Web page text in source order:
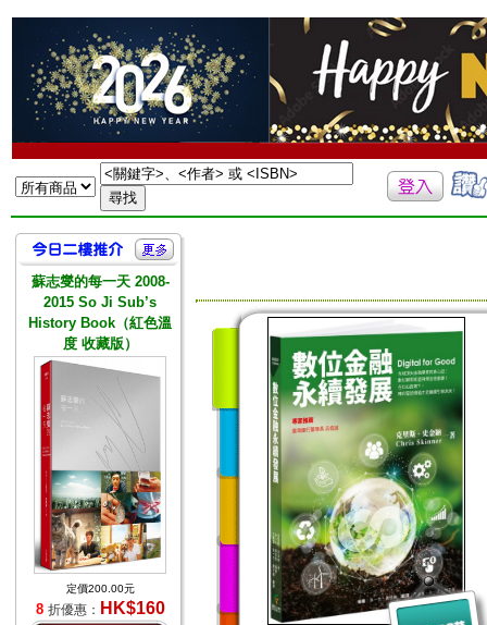
蘇志燮的每一天 2008-
2015 So Ji Sub’s
History Book（紅色溫
度 收藏版）
定價200.00元
8 折優惠： HK$160